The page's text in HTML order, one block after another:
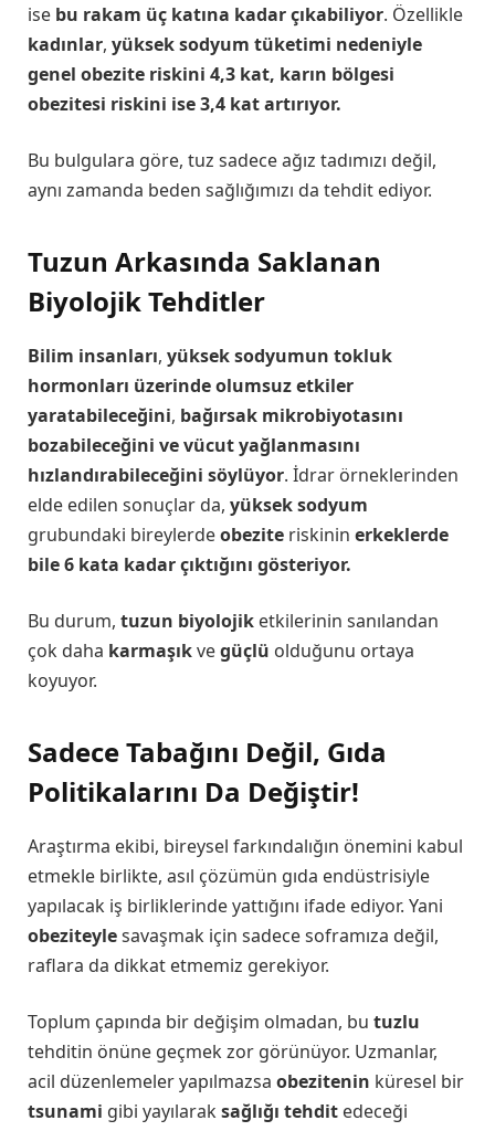
ise bu rakam üç katına kadar çıkabiliyor. Özellikle
kadınlar, yüksek sodyum tüketimi nedeniyle
genel obezite riskini 4,3 kat, karın bölgesi
obezitesi riskini ise 3,4 kat artırıyor.
Bu bulgulara göre, tuz sadece ağız tadımızı değil,
aynı zamanda beden sağlığımızı da tehdit ediyor.
Tuzun Arkasında Saklanan
Biyolojik Tehditler
Bilim insanları, yüksek sodyumun tokluk
hormonları üzerinde olumsuz etkiler
yaratabileceğini, bağırsak mikrobiyotasını
bozabileceğini ve vücut yağlanmasını
hızlandırabileceğini söylüyor. İdrar örneklerinden
elde edilen sonuçlar da, yüksek sodyum
grubundaki bireylerdeobezite riskinin erkeklerde
bile 6 kata kadar çıktığını gösteriyor.
Bu durum, tuzun biyolojik etkilerinin sanılandan
çok daha karmaşıkvegüçlü olduğunu ortaya
koyuyor.
Sadece Tabağını Değil, Gıda
Politikalarını Da Değiştir!
Araştırma ekibi, bireysel farkındalığın önemini kabul
etmekle birlikte, asıl çözümün gıda endüstrisiyle
yapılacak iş birliklerinde yattığını ifade ediyor. Yani
obeziteylesavaşmak için sadece soframıza değil,
raflara da dikkat etmemiz gerekiyor.
Toplum çapında bir değişim olmadan, bu tuzlu
tehditin önüne geçmek zor görünüyor. Uzmanlar,
acil düzenlemeler yapılmazsa obezitenin küresel bir
tsunami gibi yayılaraksağlığı tehdit edeceği